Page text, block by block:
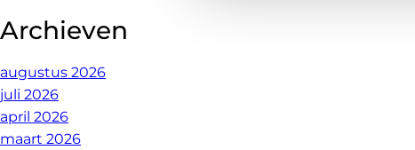
Archieven
augustus 2026
juli 2026
april 2026
maart 2026